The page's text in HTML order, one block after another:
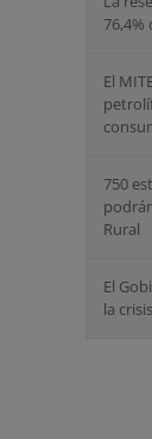
76,4%
El
750
Rural
El
la